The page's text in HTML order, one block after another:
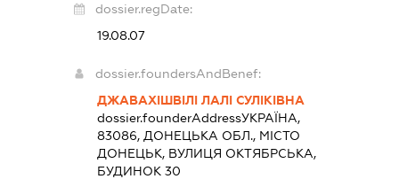
dossier.regDate:
19.08.07
dossier.foundersAndBenef:
ДЖАВАХІШВІЛІ ЛАЛІ СУЛІКІВНА
dossier.founderAddressУКРАЇНА,
83086, ДОНЕЦЬКА ОБЛ., МІСТО
ДОНЕЦЬК, ВУЛИЦЯ ОКТЯБРСЬКА,
БУДИНОК 30